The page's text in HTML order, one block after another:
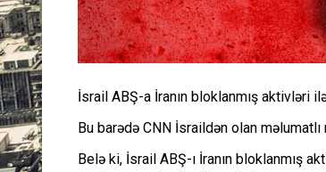
İsrail ABŞ-a İranın bloklanmış aktivləri
Bu barədə CNN İsraildən olan
Belə ki, İsrail ABŞ-ı İranın bloklanmış